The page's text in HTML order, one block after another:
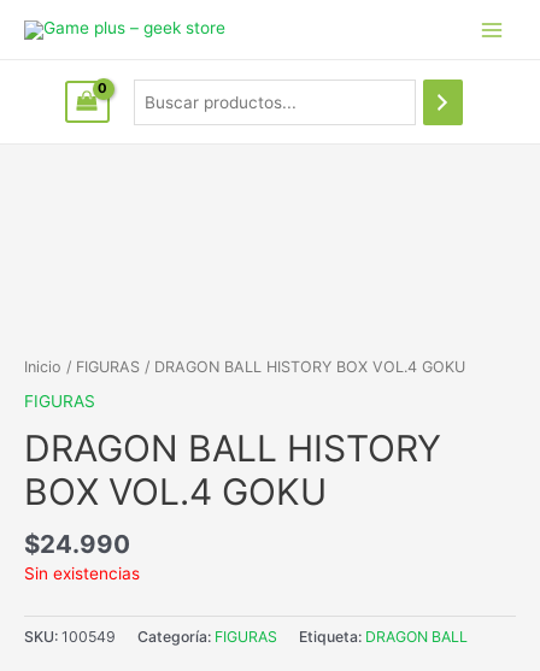
Inicio / FIGURAS / DRAGON BALL HISTORY BOX VOL.4 GOKU
FIGURAS
DRAGON BALL HISTORY
BOX VOL.4 GOKU
$24.990
Sin existencias
SKU: 100549 Categoría: FIGURAS Etiqueta: DRAGON BALL